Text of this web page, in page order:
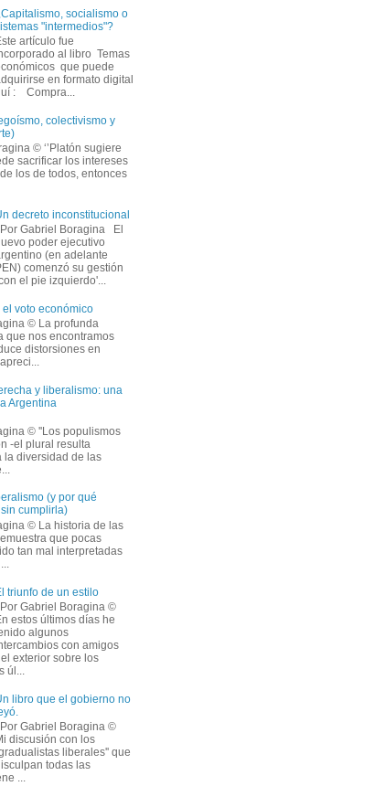
socialismo o
"intermedios"?
artículo fue
al libro Temas
que puede
en formato digital
: Compra...
colectivismo y
© ‘’Platón sugiere
sacrificar los intereses
los de todos, entonces
decreto inconstitucional
Por Gabriel Boragina El
poder ejecutivo
(en adelante
comenzó su gestión
el pie izquierdo'...
el voto económico
© La profunda
que nos encontramos
distorsiones en
y liberalismo: una
Argentina
© ''Los populismos
-el plural resulta
la diversidad de las
(y por qué
cumplirla)
© La historia de las
que pocas
tan mal interpretadas
triunfo de un estilo
Por Gabriel Boragina ©
estos últimos días he
algunos
con amigos
exterior sobre los
úl...
libro que el gobierno no
Por Gabriel Boragina ©
discusión con los
liberales'' que
todas las
...